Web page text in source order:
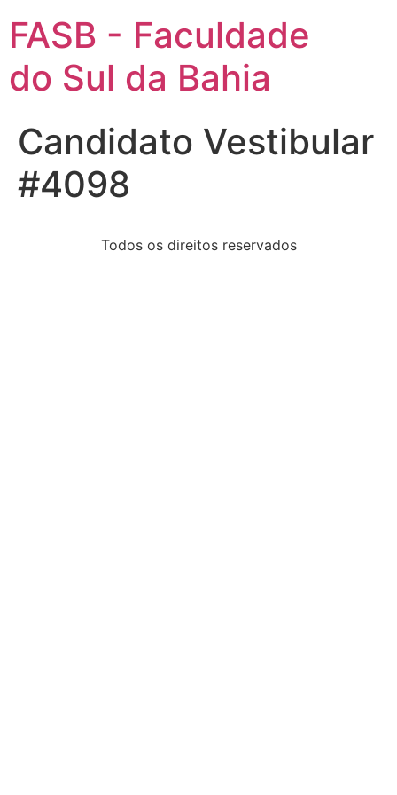
FASB - Faculdade
do Sul da Bahia
Candidato Vestibular
#4098
Todos os direitos reservados